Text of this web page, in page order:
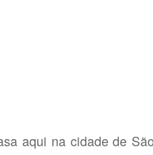
aqui na cidade de